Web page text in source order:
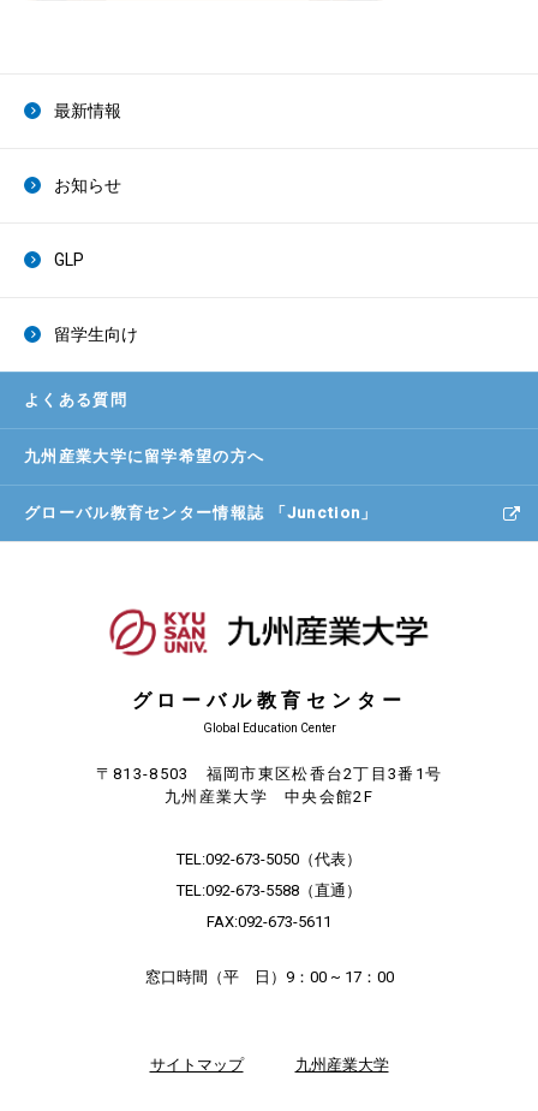
最新情報
お知らせ
GLP
留学生向け
よくある質問
九州産業大学に留学希望の方へ
グローバル教育センター情報誌 「Junction」
グローバル教育センター
Global Education Center
〒813-8503 福岡市東区松香台2丁目3番1号
九州産業大学 中央会館2F
TEL:092-673-5050 （代表）
TEL:092-673-5588 （直通）
FAX:092-673-5611
窓口時間（平 日）9：00 ~ 17：00
サイトマップ 九州産業大学